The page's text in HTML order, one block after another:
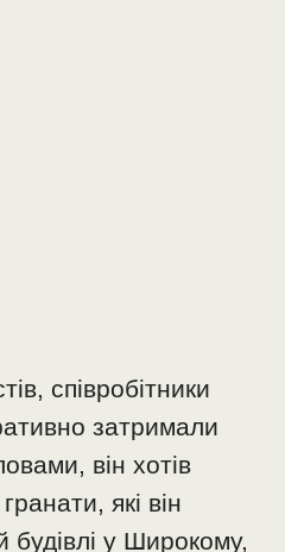
співробітники
затримали
він хотів
які він
будівлі у Широкому,